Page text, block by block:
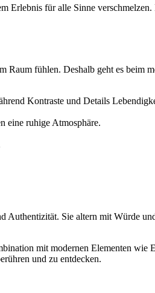
Erlebnis für alle Sinne
Raum fühlen. Deshalb geht es beim
Kontraste und Details
eine ruhige Atmosphäre.
Sie altern mit Würde
mit modernen Elementen wie
und zu entdecken.